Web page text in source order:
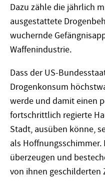
Dazu zähle die jährlich
ausgestattete
wuchernde
Waffenindustrie.
Dass der US-
Drogenkonsum
werde und damit einen
fortschrittlich regierte
Stadt, ausüben könne,
als
überzeugen und
von ihnen geschilderten